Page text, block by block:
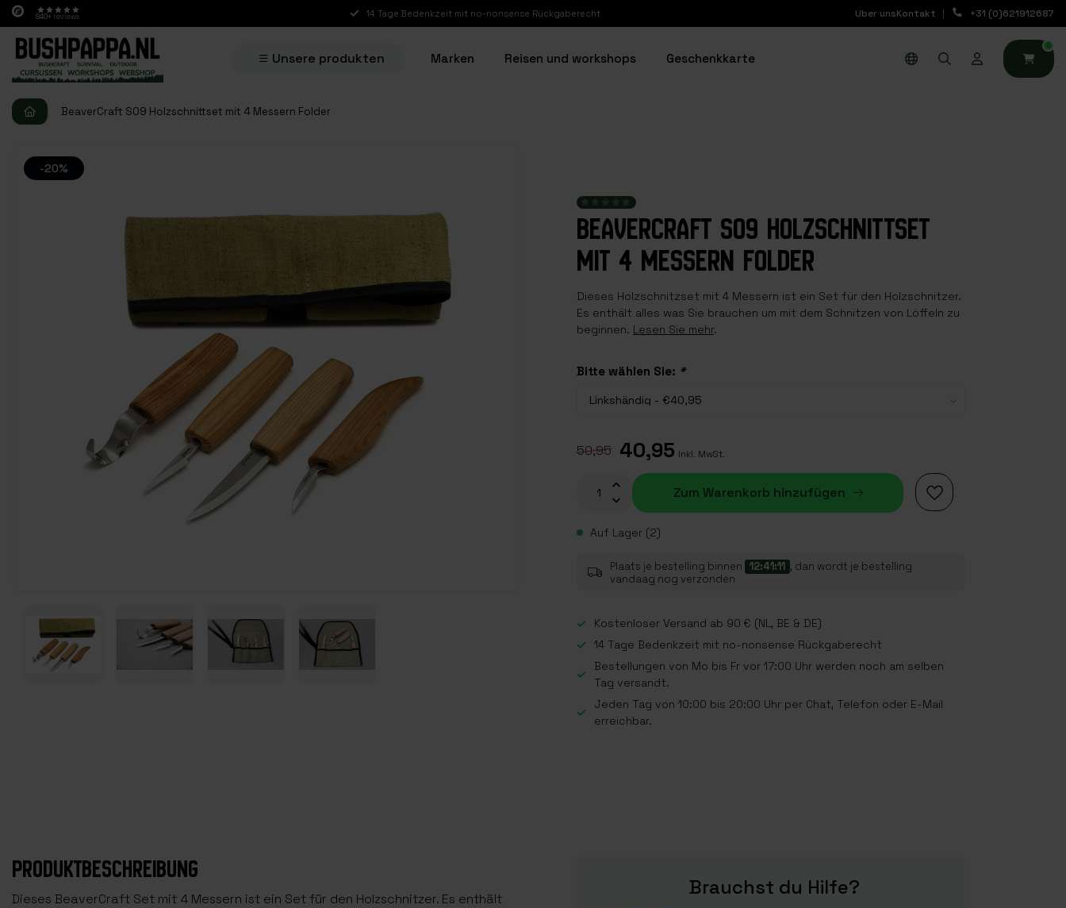
840+ reviews 14 Tage Bedenkzeit mit no-nonsense Rückgaberecht Uber unsKontakt +31 (0)621912687
Unsere produkten Marken Reisen und workshops Geschenkkarte
0
BeaverCraft S09 Holzschnittset mit 4 Messern Folder
-20%
BEAVERCRAFT S09 HOLZSCHNITTSET
MIT 4 MESSERN FOLDER
Dieses Holzschnitzset mit 4 Messern ist ein Set für den Holzschnitzer.
Es enthält alles was Sie brauchen um mit dem Schnitzen von Löffeln zu
beginnen. Lesen Sie mehr.
Bitte wählen Sie: *
50,95 40,95 Inkl. MwSt.
Zum Warenkorb hinzufügen
Auf Lager (2)
Plaats je bestelling binnen 12:41:10
, dan wordt je bestelling
vandaag nog verzonden
Kostenloser Versand ab 90 € (NL, BE & DE)
14 Tage Bedenkzeit mit no-nonsense Rückgaberecht
Bestellungen von Mo bis Fr vor 17:00 Uhr werden noch am selben
Tag versandt.
Jeden Tag von 10:00 bis 20:00 Uhr per Chat, Telefon oder E-Mail
erreichbar.
PRODUKTBESCHREIBUNG
Dieses BeaverCraft Set mit 4 Messern ist ein Set für den Holzschnitzer. Es enthält
Brauchst du Hilfe?